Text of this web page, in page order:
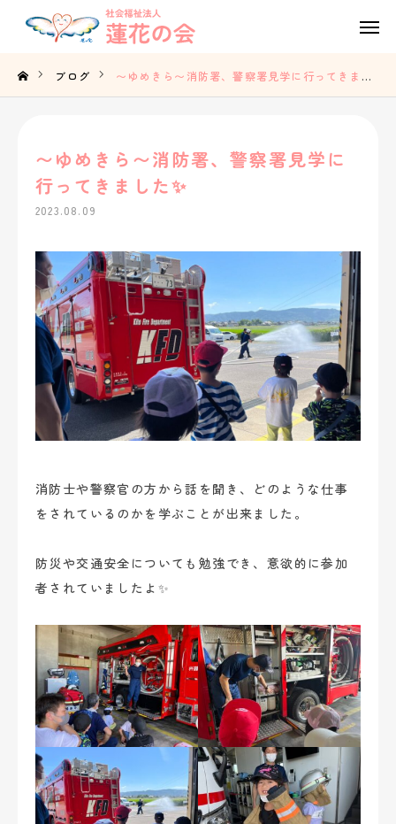
ブログ 〜ゆめきら〜消防署、警察署見学に行ってきました✨
〜ゆめきら〜消防署、警察署見学に
行ってきました✨
2023.08.09
消防士や警察官の方から話を聞き、どのような仕事
をされているのかを学ぶことが出来ました。
防災や交通安全についても勉強でき、意欲的に参加
者されていましたよ✨
Tel Contact
TOP
蓮花の会の想い
事業内容
法人概要
採用情報
お知らせ
ブログ